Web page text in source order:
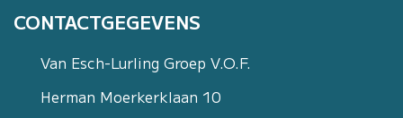
CONTACTGEGEVENS
Van Esch-Lurling Groep V.O.F.
Herman Moerkerklaan 10